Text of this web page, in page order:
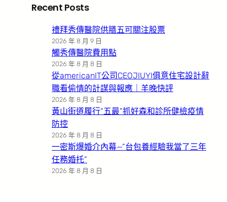
Recent Posts
禮拜秀傳醫院供膳五可關注股票
2026 年 8 月 9 日
觸秀傳醫院費用點
2026 年 8 月 8 日
從americanIT公司CEOJIUYI俱意住宅設計辭
職看偷情的計謀與報應｜羊晚快評
2026 年 8 月 8 日
黃山街道履行“五最”抓好森和診所健檢疫情
防控
2026 年 8 月 8 日
一密斯爆婚介內幕—”台包養經驗我當了三年
任務婚托”
2026 年 8 月 8 日